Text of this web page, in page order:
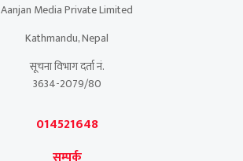
Aanjan Media Private Limited
Kathmandu, Nepal
सूचना विभाग दर्ता नं.
3634-2079/80
014521648